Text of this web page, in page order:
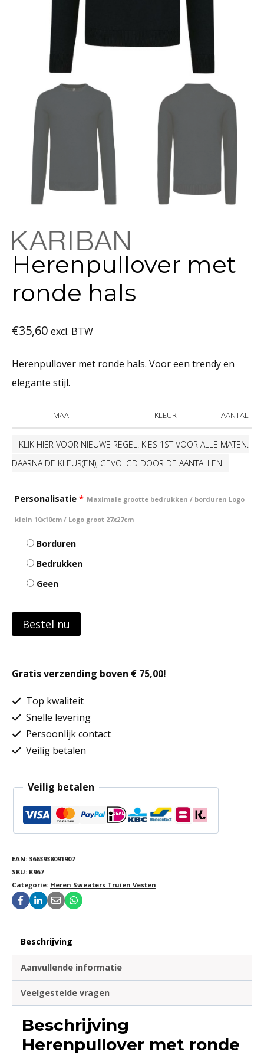
Herenpullover met
ronde hals
€35,60 excl. BTW
Herenpullover met ronde hals. Voor een trendy en
elegante stijl.
MAAT KLEUR AANTAL
KLIK HIER VOOR NIEUWE REGEL. KIES 1ST VOOR ALLE MATEN.
DAARNA DE KLEUR(EN), GEVOLGD DOOR DE AANTALLEN
Personalisatie * Maximale grootte bedrukken / borduren Logo
klein 10x10cm / Logo groot 27x27cm
Borduren
Bedrukken
Geen
Bestel nu
Gratis verzending boven € 75,00!
Top kwaliteit
Snelle levering
Persoonlijk contact
Veilig betalen
Veilig betalen
EAN: 3663938091907
SKU: K967
Categorie: Heren Sweaters Truien Vesten
Beschrijving
Aanvullende informatie
Veelgestelde vragen
Beschrijving
Herenpullover met ronde